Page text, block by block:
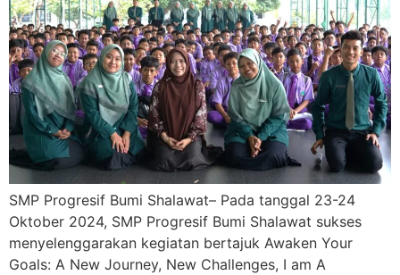
SMP Progresif Bumi Shalawat– Pada tanggal 23-24
Oktober 2024, SMP Progresif Bumi Shalawat sukses
menyelenggarakan kegiatan bertajuk Awaken Your
Goals: A New Journey, New Challenges, I am A